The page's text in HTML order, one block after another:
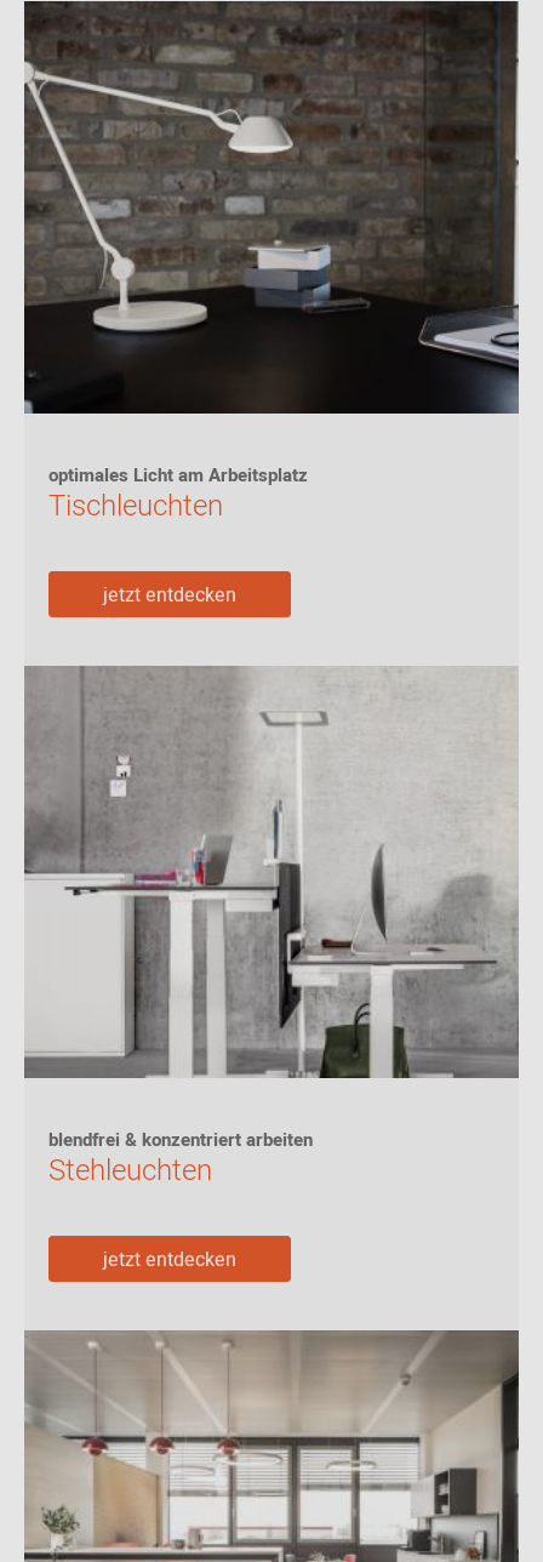
optimales Licht am Arbeitsplatz
Tischleuchten
jetzt entdecken
blendfrei & konzentriert arbeiten
Stehleuchten
jetzt entdecken